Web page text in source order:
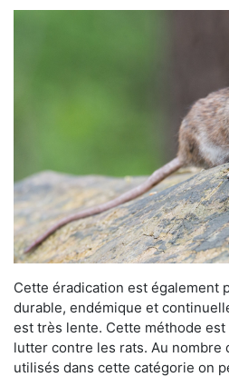
Cette éradication est également
durable, endémique et
est très lente. Cette méthode
lutter contre les rats. Au nombre
utilisés dans cette catégorie on